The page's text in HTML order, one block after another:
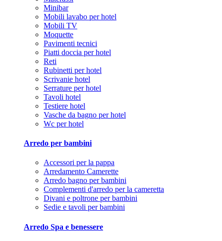
Minibar
Mobili lavabo per hotel
Mobili TV
Moquette
Pavimenti tecnici
Piatti doccia per hotel
Reti
Rubinetti per hotel
Scrivanie hotel
Serrature per hotel
Tavoli hotel
Testiere hotel
Vasche da bagno per hotel
Wc per hotel
Arredo per bambini
Accessori per la pappa
Arredamento Camerette
Arredo bagno per bambini
Complementi d'arredo per la cameretta
Divani e poltrone per bambini
Sedie e tavoli per bambini
Arredo Spa e benessere